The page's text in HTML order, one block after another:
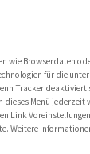
wie Browserdaten
für die
Tracker
dieses Menü jederzeit
Link
Weitere